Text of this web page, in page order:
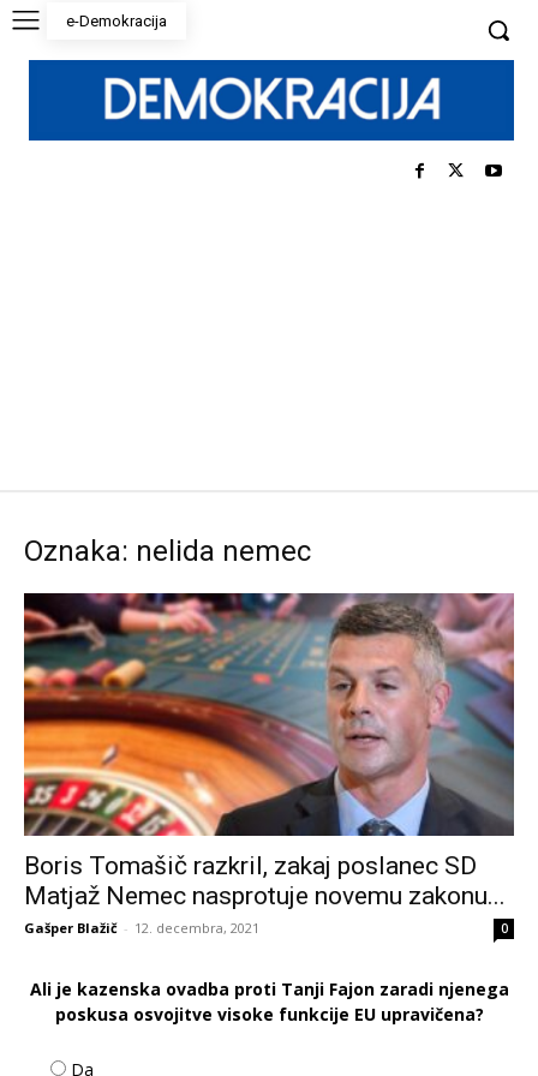
e-Demokracija
Oznaka: nelida nemec
Boris Tomašič razkril, zakaj poslanec SD
Matjaž Nemec nasprotuje novemu zakonu...
Gašper Blažič - 12. decembra, 2021 0
Ali je kazenska ovadba proti Tanji Fajon zaradi njenega
poskusa osvojitve visoke funkcije EU upravičena?
Da